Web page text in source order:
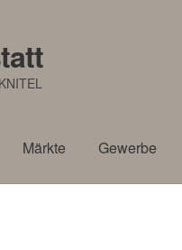
Märkte Gewerbe